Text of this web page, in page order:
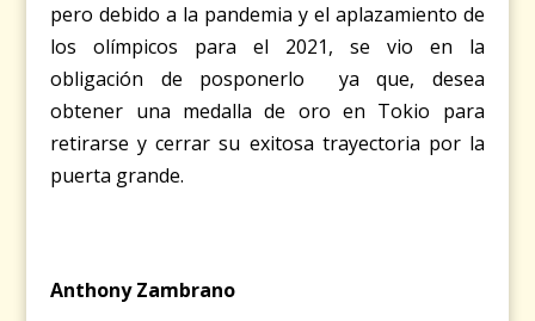
pero debido a la pandemia y el aplazamiento de
los olímpicos para el 2021, se vio en la
obligación de posponerlo ya que, desea
obtener una medalla de oro en Tokio para
retirarse y cerrar su exitosa trayectoria por la
puerta grande.
Anthony Zambrano